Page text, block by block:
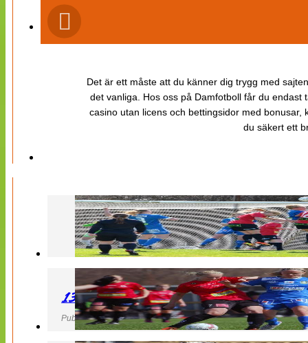
Det är ett måste att du känner dig trygg med
det vanliga. Hos oss på Damfotboll får du
casino utan licens och bettingsidor med
du säkert ett
130427 LB 07 – QBIK
Publicerad 27 April 2013, 22:40